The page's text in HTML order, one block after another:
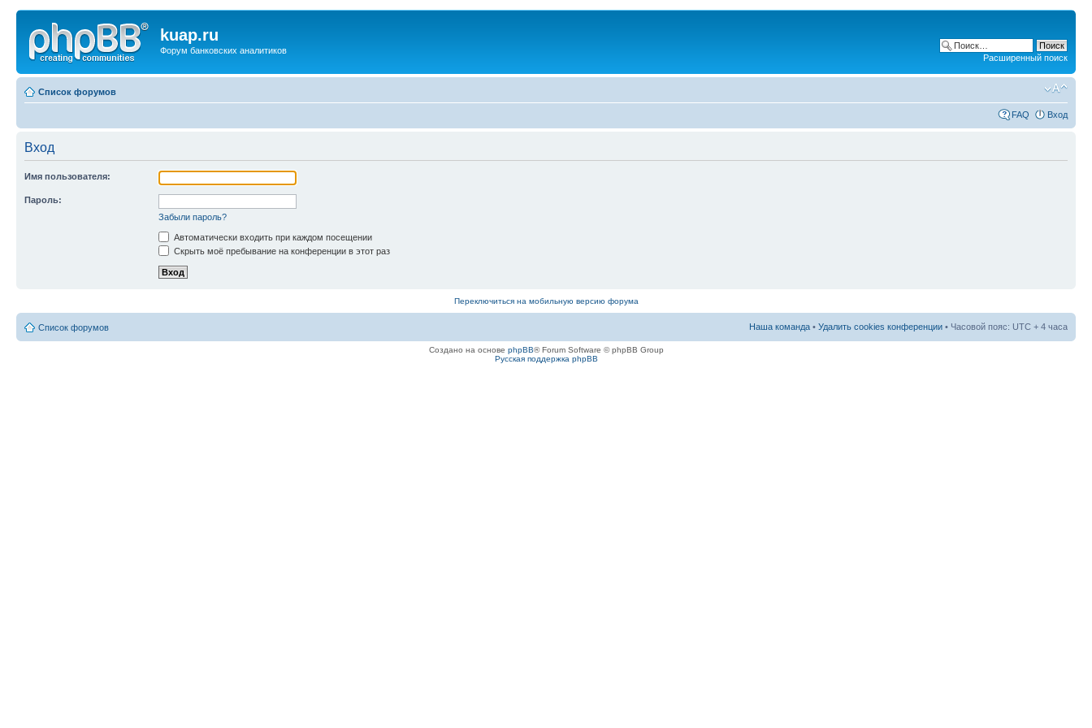
kuap.ru
Форум банковских аналитиков
Расширенный поиск
Список форумов
FAQ Вход
Вход
Имя пользователя:
Пароль:
Забыли пароль?
Автоматически входить при каждом посещении
Скрыть моё пребывание на конференции в этот раз
Переключиться на мобильную версию форума
Список форумов Наша команда • Удалить cookies конференции • Часовой пояс: UTC + 4 часа
Создано на основе phpBB® Forum Software © phpBB Group
Русская поддержка phpBB